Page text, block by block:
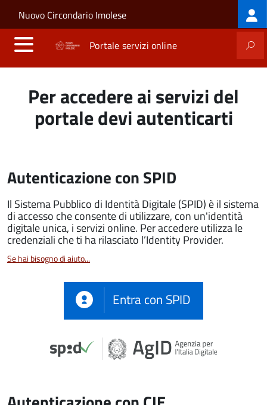
Salta al contenuto principale
Skip to site navigation
Nuovo Circondario Imolese
Portale servizi online
Per accedere ai servizi del
portale devi autenticarti
Autenticazione con SPID
Il Sistema Pubblico di Identità Digitale (SPID) è il sistema
di accesso che consente di utilizzare, con un'identità
digitale unica, i servizi online. Per accedere utilizza le
credenziali che ti ha rilasciato l’Identity Provider.
Se hai bisogno di aiuto...
Entra con SPID